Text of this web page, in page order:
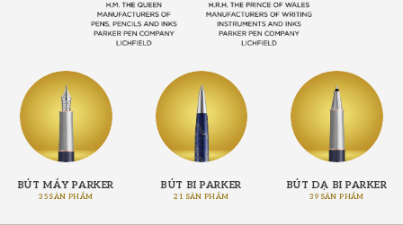
BÚT MÁY PARKER
35 SẢN PHẨM
BÚT BI PARKER
21 SẢN PHẨM
BÚT DẠ BI PARKER
39 SẢN PHẨM